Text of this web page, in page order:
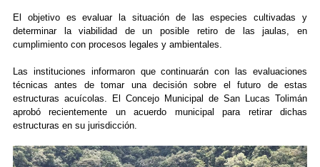
El objetivo es evaluar la situación de las especies cultivadas y
determinar la viabilidad de un posible retiro de las jaulas, en
cumplimiento con procesos legales y ambientales.
Las instituciones informaron que continuarán con las evaluaciones
técnicas antes de tomar una decisión sobre el futuro de estas
estructuras acuícolas. El Concejo Municipal de San Lucas Tolimán
aprobó recientemente un acuerdo municipal para retirar dichas
estructuras en su jurisdicción.